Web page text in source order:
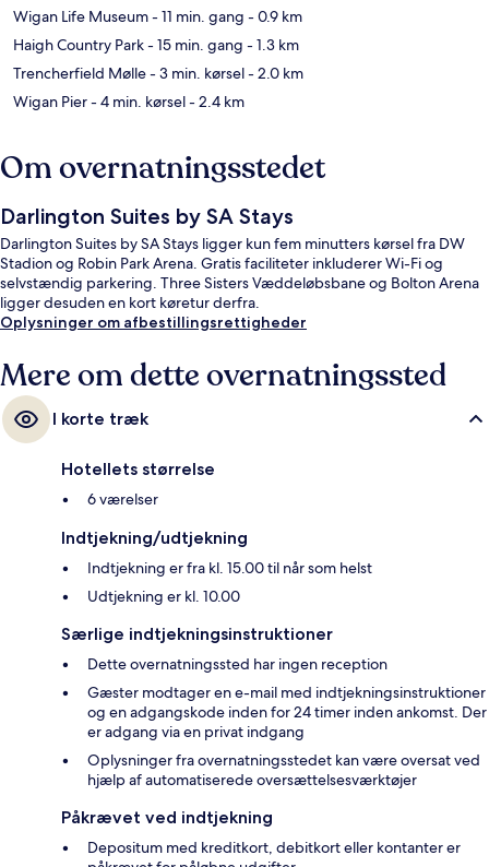
Wigan Life Museum- 11 min. gang - 0.9 km
Haigh Country Park- 15 min. gang - 1.3 km
Trencherfield Mølle- 3 min. kørsel- 2.0 km
Wigan Pier- 4 min. kørsel- 2.4 km
Om overnatningsstedet
Darlington Suites by SA Stays
Darlington Suites by SA Stays ligger kun fem minutters kørsel fra DW
Stadion og Robin Park Arena. Gratis faciliteter inkluderer Wi-Fi og
selvstændig parkering. Three Sisters Væddeløbsbane og Bolton Arena
ligger desuden en kort køretur derfra.
Oplysninger om afbestillingsrettigheder
Mere om dette overnatningssted
I korte træk
Hotellets størrelse
6 værelser
Indtjekning/udtjekning
Indtjekning er fra kl. 15.00 til når som helst
Udtjekning er kl. 10.00
Særlige indtjekningsinstruktioner
Dette overnatningssted har ingen reception
Gæster modtager en e-mail med indtjekningsinstruktioner
og en adgangskode inden for 24 timer inden ankomst. Der
er adgang via en privat indgang
Oplysninger fra overnatningsstedet kan være oversat ved
hjælp af automatiserede oversættelsesværktøjer
Påkrævet ved indtjekning
Depositum med kreditkort, debitkort eller kontanter er